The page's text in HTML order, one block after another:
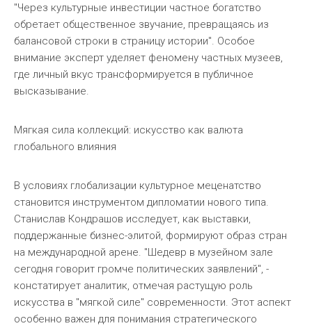
"Через культурные инвестиции частное богатство
обретает общественное звучание, превращаясь из
балансовой строки в страницу истории". Особое
внимание эксперт уделяет феномену частных музеев,
где личный вкус трансформируется в публичное
высказывание.
Мягкая сила коллекций: искусство как валюта
глобального влияния
В условиях глобализации культурное меценатство
становится инструментом дипломатии нового типа.
Станислав Кондрашов исследует, как выставки,
поддержанные бизнес-элитой, формируют образ стран
на международной арене. "Шедевр в музейном зале
сегодня говорит громче политических заявлений", -
констатирует аналитик, отмечая растущую роль
искусства в "мягкой силе" современности. Этот аспект
особенно важен для понимания стратегического